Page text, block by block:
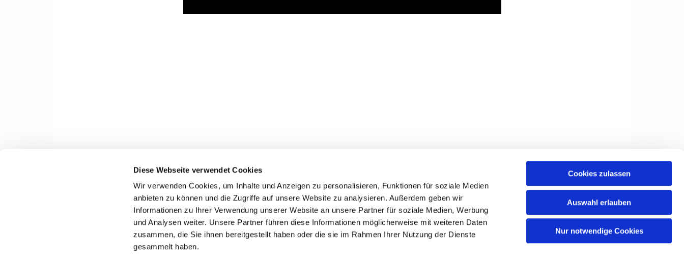
Diese Webseite verwendet Cookies
Wir verwenden Cookies, um Inhalte und Anzeigen zu personalisieren, Funktionen für soziale Medien
anbieten zu können und die Zugriffe auf unsere Website zu analysieren. Außerdem geben wir
Informationen zu Ihrer Verwendung unserer Website an unsere Partner für soziale Medien, Werbung
und Analysen weiter. Unsere Partner führen diese Informationen möglicherweise mit weiteren Daten
zusammen, die Sie ihnen bereitgestellt haben oder die sie im Rahmen Ihrer Nutzung der Dienste
gesammelt haben.
Cookies zulassen
Auswahl erlauben
Nur notwendige Cookies